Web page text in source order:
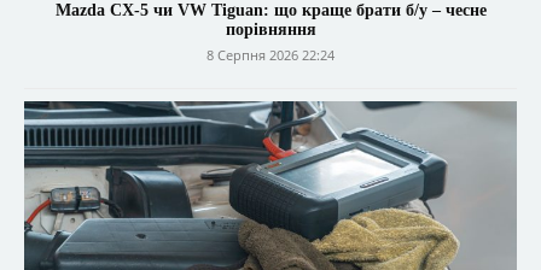
Mazda CX-5 чи VW Tiguan: що краще брати б/у – чесне
порівняння
8 Серпня 2026 22:24